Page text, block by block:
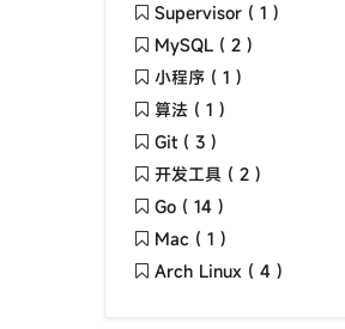
Supervisor ( 1 )
MySQL ( 2 )
小程序 ( 1 )
算法 ( 1 )
Git ( 3 )
开发工具 ( 2 )
Go ( 14 )
Mac ( 1 )
Arch Linux ( 4 )